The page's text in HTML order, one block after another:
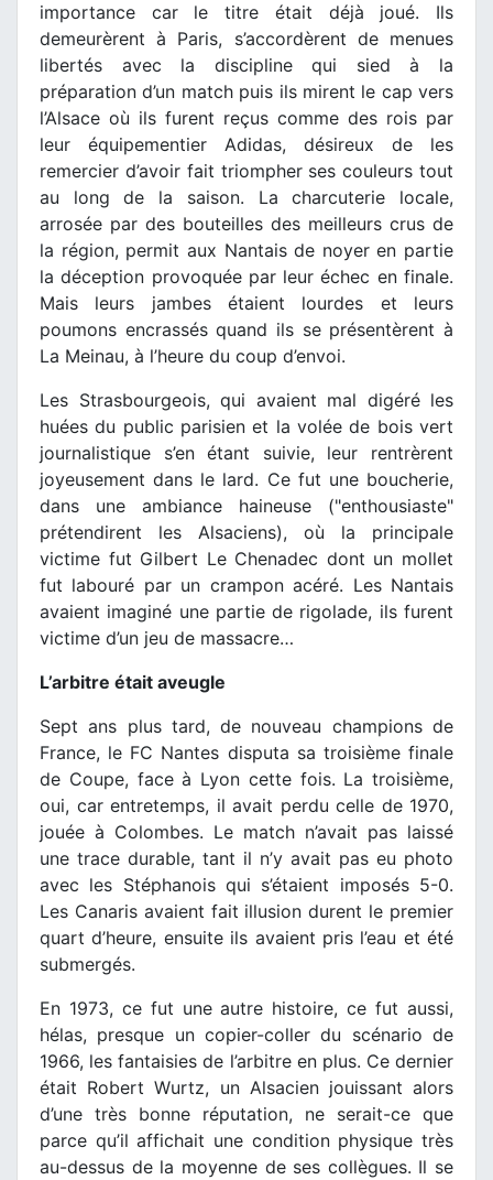
importance car le titre était déjà joué. Ils
demeurèrent à Paris, s’accordèrent de menues
libertés avec la discipline qui sied à la
préparation d’un match puis ils mirent le cap vers
l’Alsace où ils furent reçus comme des rois par
leur équipementier Adidas, désireux de les
remercier d’avoir fait triompher ses couleurs tout
au long de la saison. La charcuterie locale,
arrosée par des bouteilles des meilleurs crus de
la région, permit aux Nantais de noyer en partie
la déception provoquée par leur échec en finale.
Mais leurs jambes étaient lourdes et leurs
poumons encrassés quand ils se présentèrent à
La Meinau, à l’heure du coup d’envoi.
Les Strasbourgeois, qui avaient mal digéré les
huées du public parisien et la volée de bois vert
journalistique s’en étant suivie, leur rentrèrent
joyeusement dans le lard. Ce fut une boucherie,
dans une ambiance haineuse ("enthousiaste"
prétendirent les Alsaciens), où la principale
victime fut Gilbert Le Chenadec dont un mollet
fut labouré par un crampon acéré. Les Nantais
avaient imaginé une partie de rigolade, ils furent
victime d’un jeu de massacre…
L’arbitre était aveugle
Sept ans plus tard, de nouveau champions de
France, le FC Nantes disputa sa troisième finale
de Coupe, face à Lyon cette fois. La troisième,
oui, car entretemps, il avait perdu celle de 1970,
jouée à Colombes. Le match n’avait pas laissé
une trace durable, tant il n’y avait pas eu photo
avec les Stéphanois qui s’étaient imposés 5-0.
Les Canaris avaient fait illusion durent le premier
quart d’heure, ensuite ils avaient pris l’eau et été
submergés.
En 1973, ce fut une autre histoire, ce fut aussi,
hélas, presque un copier-coller du scénario de
1966, les fantaisies de l’arbitre en plus. Ce dernier
était Robert Wurtz, un Alsacien jouissant alors
d’une très bonne réputation, ne serait-ce que
parce qu’il affichait une condition physique très
au-dessus de la moyenne de ses collègues. Il se